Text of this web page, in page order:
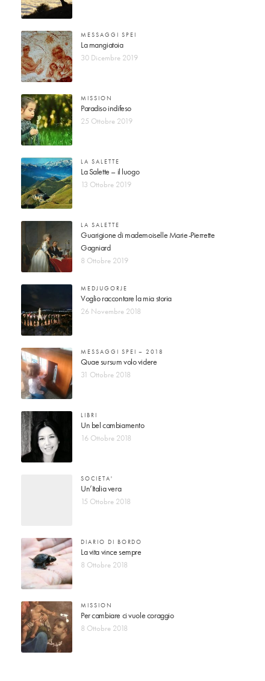
MESSAGGI SPEI
La mangiatoia
30 Dicembre 2019
MISSION
Paradiso indifeso
25 Ottobre 2019
LA SALETTE
La Salette – il luogo
13 Ottobre 2019
LA SALETTE
Guarigione di mademoiselle Marie-Pierrette
Gagniard
8 Ottobre 2019
MEDJUGORJE
Voglio raccontare la mia storia
26 Novembre 2018
MESSAGGI SPEI – 2018
Quae sursum volo videre
31 Ottobre 2018
LIBRI
Un bel cambiamento
16 Ottobre 2018
SOCIETA'
Un’Italia vera
15 Ottobre 2018
DIARIO DI BORDO
La vita vince sempre
8 Ottobre 2018
MISSION
Per cambiare ci vuole coraggio
8 Ottobre 2018